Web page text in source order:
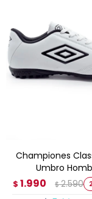
Championes
Umbro
$ 1.990 $ 2.590